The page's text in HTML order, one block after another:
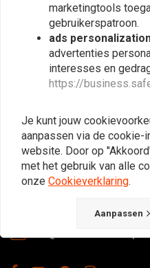
Gotenburgweg 46a, 9723
+31 85 06 06 06 5
marketingtools
gebruikerspatroon.
ads
advertenties
interesses en
https://
Je kunt jouw
aanpassen via de cookie-
website. Door op
met het gebruik van alle
onze Cookieverklaring.
Aanpassen